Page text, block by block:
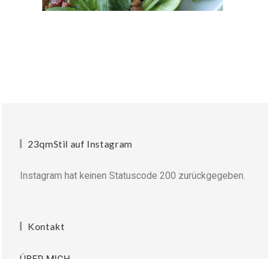
23qmStil auf Instagram
Instagram hat keinen Statuscode 200 zurückgegeben.
Kontakt